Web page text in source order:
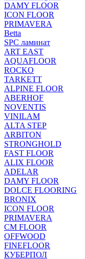
DAMY FLOOR
ICON FLOOR
PRIMAVERA
Betta
SPC ламинат
ART EAST
AQUAFLOOR
ROCKO
TARKETT
ALPINE FLOOR
ABERHOF
NOVENTIS
VINILAM
ALTA STEP
ARBITON
STRONGHOLD
FAST FLOOR
ALIX FLOOR
ADELAR
DAMY FLOOR
DOLCE FLOORING
BRONIX
ICON FLOOR
PRIMAVERA
CM FLOOR
OFFWOOD
FINEFLOOR
КУБЕРПОЛ